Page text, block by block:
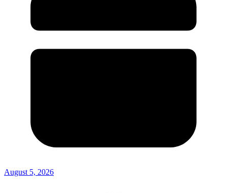
August 5, 2026